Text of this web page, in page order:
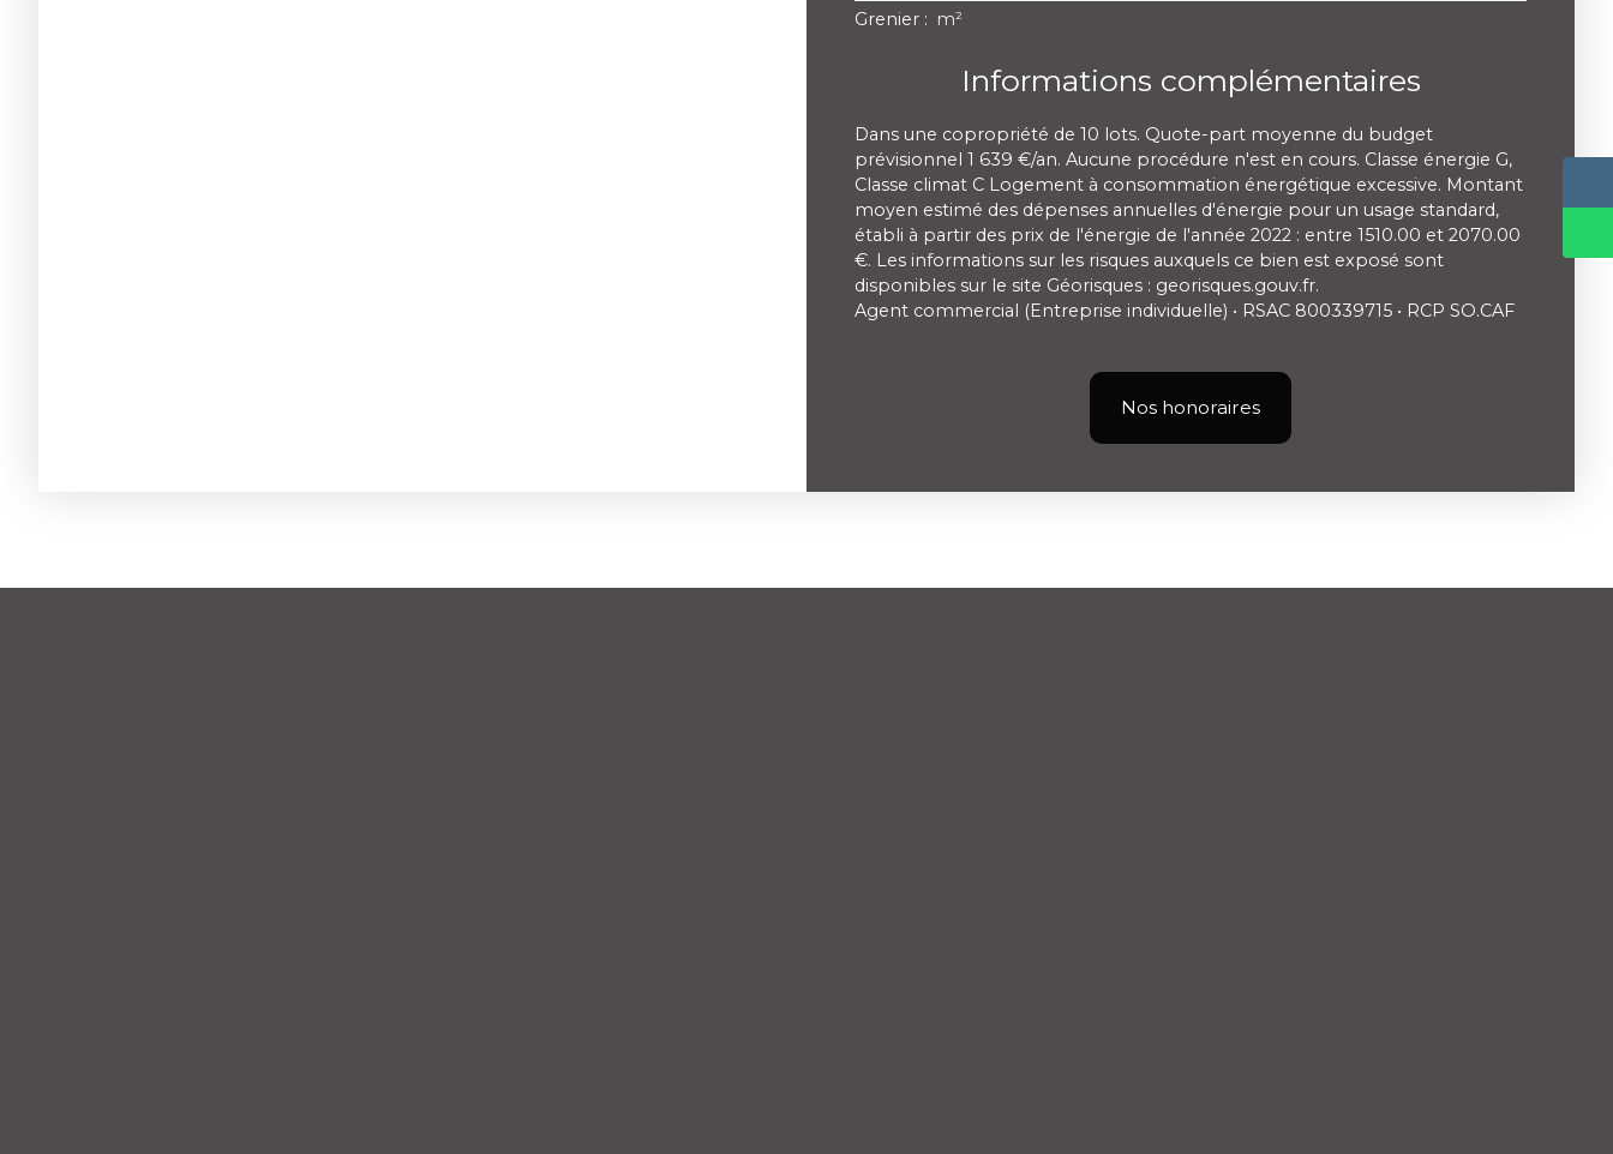
Grenier : m²
Informations complémentaires
Dans une copropriété de 10 lots. Quote-part moyenne du budget
prévisionnel 1 639 €/an. Aucune procédure n'est en cours. Classe énergie G,
Classe climat C Logement à consommation énergétique excessive. Montant
moyen estimé des dépenses annuelles d'énergie pour un usage standard,
établi à partir des prix de l'énergie de l'année 2022 : entre 1510.00 et 2070.00
€. Les informations sur les risques auxquels ce bien est exposé sont
disponibles sur le site Géorisques : georisques.gouv.fr.
Agent commercial (Entreprise individuelle) • RSAC 800339715 • RCP SO.CAF
Nos honoraires